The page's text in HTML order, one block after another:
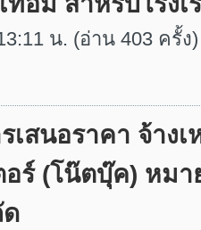
น. (อ่าน 403 ครั้ง)
เสนอราคา จ้าง
ร์ (โน๊ตบุ๊ค) หม